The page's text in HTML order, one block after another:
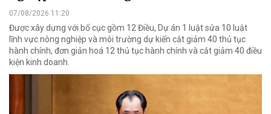
07/08/2026 11:20
Được xây dựng với bố cục gồm 12 Điều, Dự án 1 luật sửa 10 luật
lĩnh vực nông nghiệp và môi trường dự kiến cắt giảm 40 thủ tục
hành chính, đơn giản hoá 12 thủ tục hành chính và cắt giảm 40 điều
kiện kinh doanh.